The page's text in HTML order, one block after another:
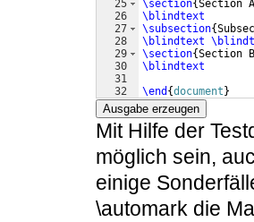
25
26
27
28
29
30
31
32
\section{Section A
\blindtext
\subsection{
\blindtext
\section{Section B
\blindtext
\end {document }
Ausgabe erzeugen
Mit Hilfe der
möglich sein,
einige
\automark die